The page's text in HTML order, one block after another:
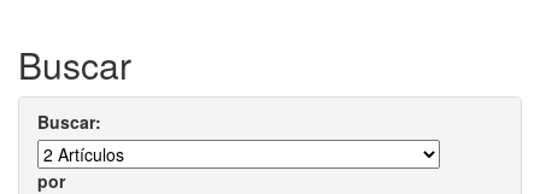
Buscar
Buscar:
por